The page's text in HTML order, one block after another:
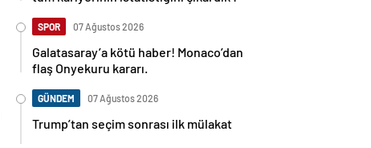
SPOR 07 Ağustos 2026
Galatasaray’a kötü haber! Monaco’dan
flaş Onyekuru kararı.
GÜNDEM 07 Ağustos 2026
Trump’tan seçim sonrası ilk mülakat